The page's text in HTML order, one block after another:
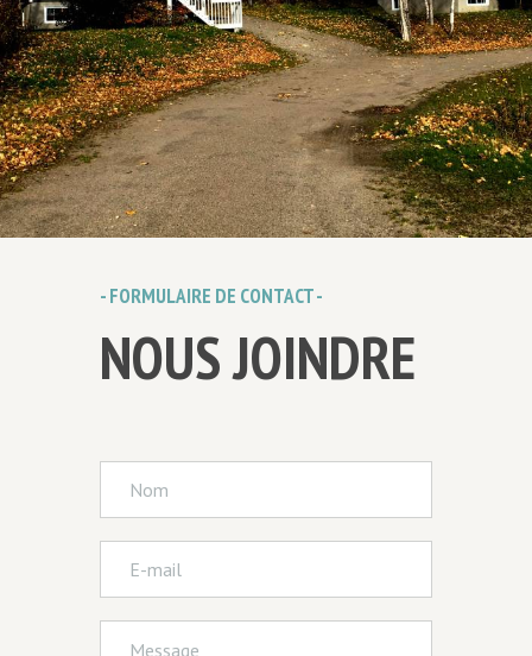
- FORMULAIRE DE CONTACT -
NOUS JOINDRE